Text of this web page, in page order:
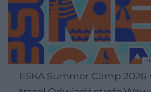
ESKA Summer Camp 2026